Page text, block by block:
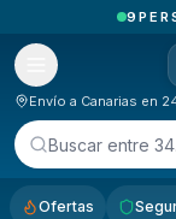
Envío a Canarias en
Buscar entre
Ofertas